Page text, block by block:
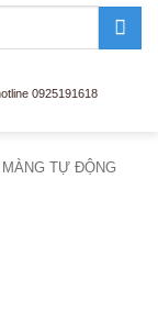
TỰ ĐỘNG